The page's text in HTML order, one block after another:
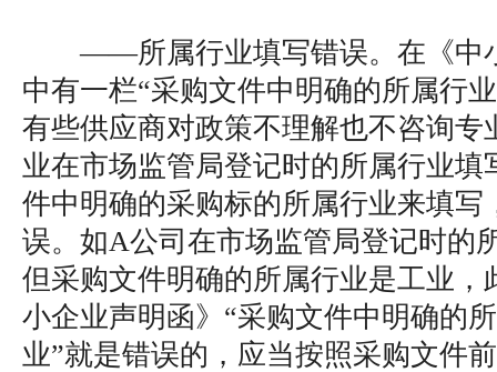
——所属行业填写错误。在《中
中有一栏“采购文件中明确的所属行
有些供应商对政策不理解也不咨询专
业在市场监管局登记时的所属行业填
件中明确的采购标的所属行业来填写
误。如A公司在市场监管局登记时的
但采购文件明确的所属行业是工业，
小企业声明函》“采购文件中明确的
业”就是错误的，应当按照采购文件